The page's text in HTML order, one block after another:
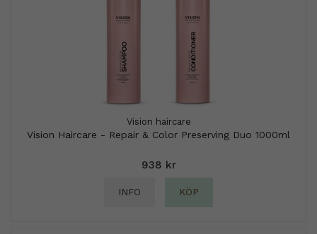
Vision haircare
Vision Haircare - Repair & Color Preserving Duo 1000ml
938 kr
INFO KÖP